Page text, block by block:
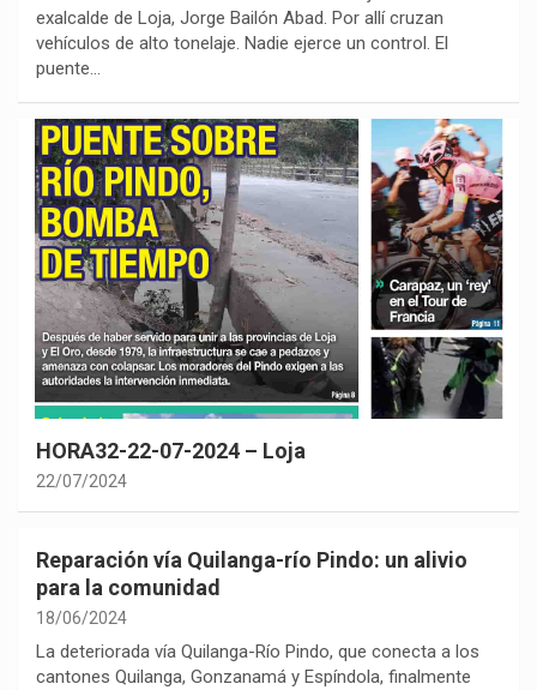
exalcalde de Loja, Jorge Bailón Abad. Por allí cruzan
vehículos de alto tonelaje. Nadie ejerce un control. El
puente…
HORA32-22-07-2024 – Loja
22/07/2024
Reparación vía Quilanga-río Pindo: un alivio
para la comunidad
18/06/2024
La deteriorada vía Quilanga-Río Pindo, que conecta a los
cantones Quilanga, Gonzanamá y Espíndola, finalmente